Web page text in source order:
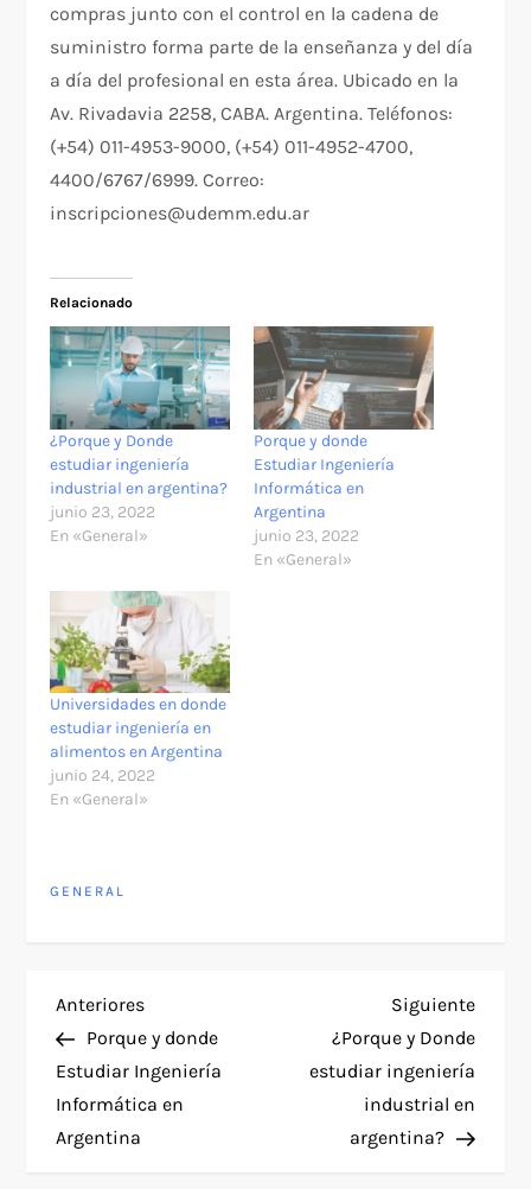
compras junto con el control en la cadena de
suministro forma parte de la enseñanza y del día
a día del profesional en esta área. Ubicado en la
Av. Rivadavia 2258, CABA. Argentina. Teléfonos:
(+54) 011-4953-9000, (+54) 011-4952-4700,
4400/6767/6999. Correo:
inscripciones@udemm.edu.ar
Relacionado
¿Porque y Donde
estudiar ingeniería
industrial en argentina?
junio 23, 2022
En «General»
Porque y donde
Estudiar Ingeniería
Informática en
Argentina
junio 23, 2022
En «General»
Universidades en donde
estudiar ingeniería en
alimentos en Argentina
junio 24, 2022
En «General»
GENERAL
N
a
v
Entrada
anterior
Anteriores
Porque y donde
Estudiar Ingeniería
Informática en
Argentina
Siguiente
¿Porque y Donde
estudiar ingeniería
industrial en
argentina?